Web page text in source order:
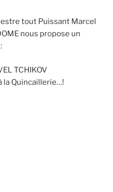
tout Puissant Marcel
nous propose un
TCHIKOV
la Quincaillerie…!